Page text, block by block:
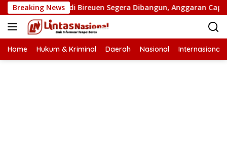
Langsung
ke
konten
Breaking News
Putus di Bireuen Segera Dibangun, Anggaran Capai 500 M
Home Hukum & Kriminal Daerah Nasional Internasional